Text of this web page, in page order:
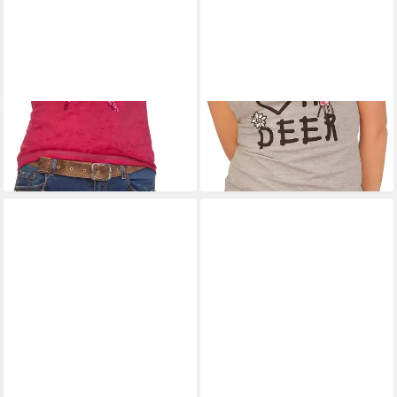
MARJO
Trachtenjeans Trachtenjeans
Damen - BAHATI-LISA - blau
94,85 €
MARJO
Trachtenjeans Trachtenjeans
Damen - TULIA - rot
74,85 €